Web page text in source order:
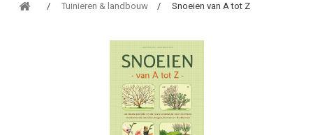
Tuinieren & landbouw Snoeien van A tot Z